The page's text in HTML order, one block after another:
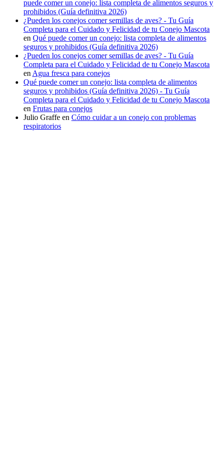
puede comer un conejo: lista completa de alimentos seguros y
prohibidos (Guía definitiva 2026)
¿Pueden los conejos comer semillas de aves? - Tu Guía
Completa para el Cuidado y Felicidad de tu Conejo Mascota
en Qué puede comer un conejo: lista completa de alimentos
seguros y prohibidos (Guía definitiva 2026)
¿Pueden los conejos comer semillas de aves? - Tu Guía
Completa para el Cuidado y Felicidad de tu Conejo Mascota
en Agua fresca para conejos
Qué puede comer un conejo: lista completa de alimentos
seguros y prohibidos (Guía definitiva 2026) - Tu Guía
Completa para el Cuidado y Felicidad de tu Conejo Mascota
en Frutas para conejos
Julio Graffe en Cómo cuidar a un conejo con problemas
respiratorios